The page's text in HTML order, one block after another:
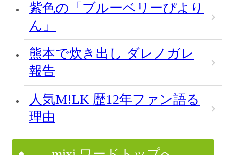
紫色の「ブルーベリーぴより
ん」
熊本で炊き出し ダレノガレ
報告
人気M!LK 歴12年ファン語る
理由